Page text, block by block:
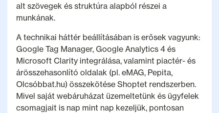
alt szövegek és struktúra alapból részei a
munkának.
A technikai háttér beállításában is erősek vagyunk:
Google Tag Manager, Google Analytics 4 és
Microsoft Clarity integrálása, valamint piactér- és
árösszehasonlító oldalak (pl. eMAG, Pepita,
Olcsóbbat.hu) összekötése Shoptet rendszerben.
Mivel saját webáruházat üzemeltetünk és ügyfelek
csomagjait is nap mint nap kezeljük, pontosan